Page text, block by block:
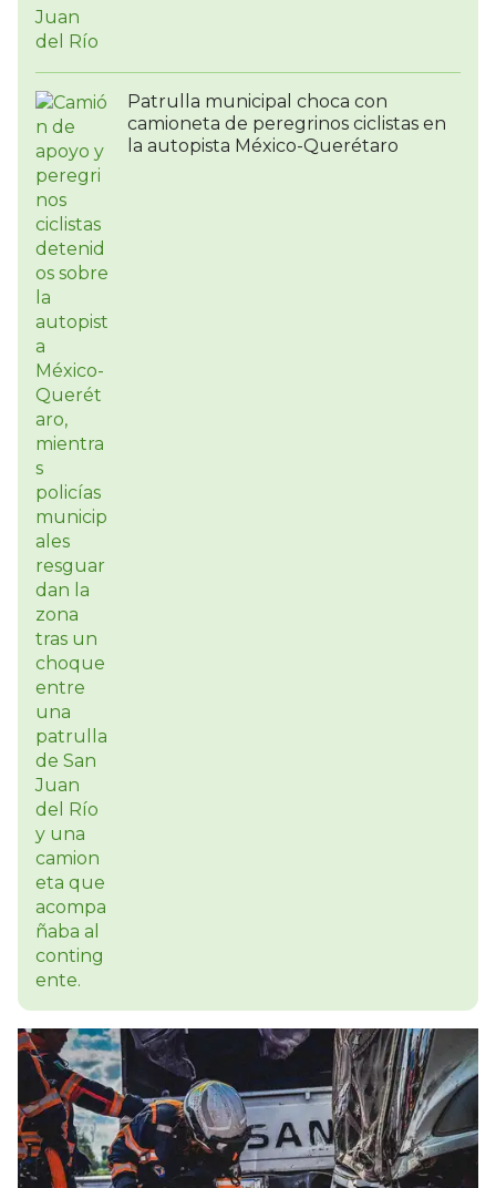
Patrulla municipal choca con
camioneta de peregrinos ciclistas en
la autopista México-Querétaro